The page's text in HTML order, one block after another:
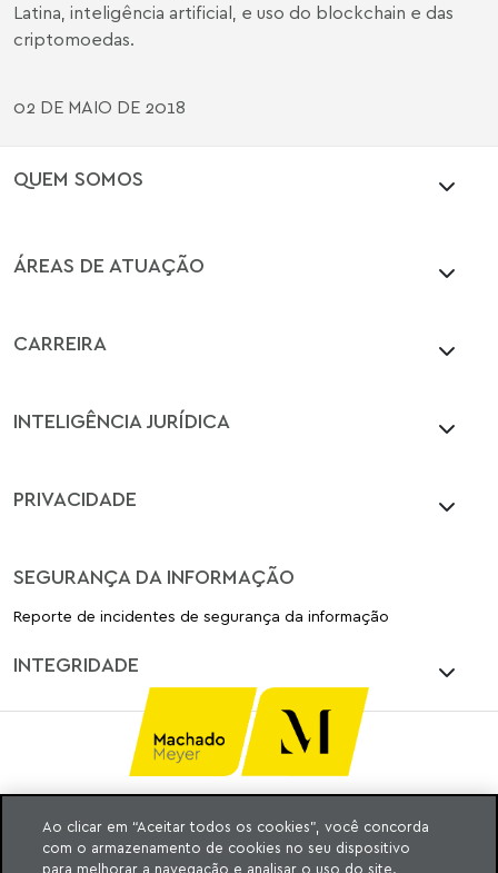
Latina, inteligência artificial, e uso do blockchain e das
criptomoedas.
02 DE MAIO DE 2018
QUEM SOMOS
ÁREAS DE ATUAÇÃO
CARREIRA
INTELIGÊNCIA JURÍDICA
PRIVACIDADE
SEGURANÇA DA INFORMAÇÃO
Reporte de incidentes de segurança da informação
INTEGRIDADE
Ⓒ MACHADO, MEYER, SENDACZ E OPICE
ADVOGADOS 2025
Ao clicar em “Aceitar todos os cookies”, você concorda
com o armazenamento de cookies no seu dispositivo
para melhorar a navegação e analisar o uso do site.